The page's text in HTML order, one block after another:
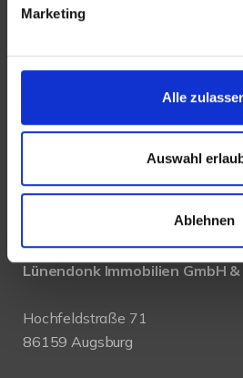
Marketing
Alle
Auswahl
Ablehnen
Lünendonk Immobilien GmbH &
Hochfeldstraße 71
86159 Augsburg